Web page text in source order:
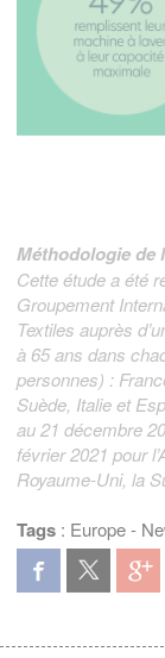
Méthodologie de
Cette étude a été
Groupement
Textiles auprès
à 65 ans dans
personnes) :
Suède, Italie et
au 21 décembre
février 2021 pour
Royaume-Uni, la
Tags : Europe-